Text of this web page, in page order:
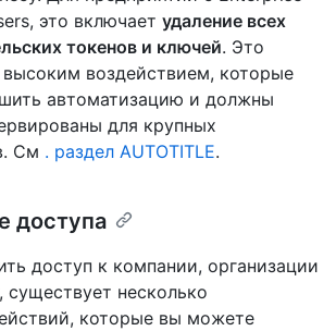
это включает удаление всех
токенов и ключей. Это
воздействием, которые
автоматизацию и должны
для крупных
См . раздел AUTOTITLE.
доступа
доступ к компании, организации
несколько
которые вы можете